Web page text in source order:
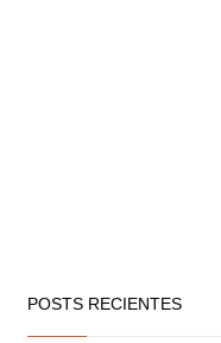
POSTS RECIENTES